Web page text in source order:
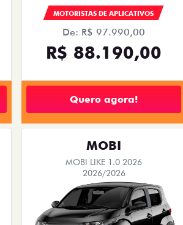
MOTORISTAS DE APLICATIVOS
De: R$ 97.990,00
R$ 88.190,00
Quero agora!
MOBI
MOBI LIKE 1.0 2026
2026/2026